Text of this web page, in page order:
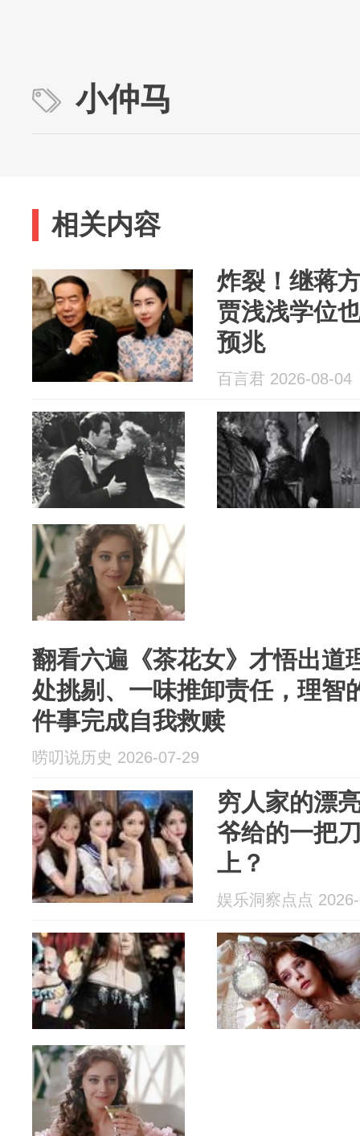
小仲马
相关内容
炸裂！继蒋
贾浅浅学位
预兆
百言君 2026-08-04
翻看六遍《茶花女》才悟出道
处挑剔、一味推卸责任，理智
件事完成自我救赎
唠叨说历史 2026-07-29
穷人家的漂
爷给的一把
上？
娱乐洞察点点